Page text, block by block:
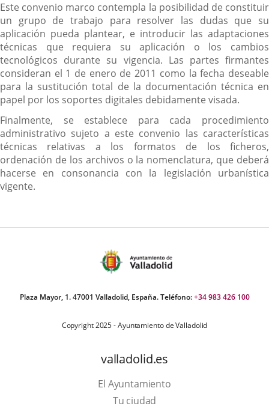
Este convenio marco contempla la posibilidad de constituir
un grupo de trabajo para resolver las dudas que su
aplicación pueda plantear, e introducir las adaptaciones
técnicas que requiera su aplicación o los cambios
tecnológicos durante su vigencia. Las partes firmantes
consideran el 1 de enero de 2011 como la fecha deseable
para la sustitución total de la documentación técnica en
papel por los soportes digitales debidamente visada.
Finalmente, se establece para cada procedimiento
administrativo sujeto a este convenio las características
técnicas relativas a los formatos de los ficheros,
ordenación de los archivos o la nomenclatura, que deberá
hacerse en consonancia con la legislación urbanística
vigente.
Plaza Mayor, 1. 47001 Valladolid, España. Teléfono:+34 983 426 100
Copyright 2025 - Ayuntamiento de Valladolid
valladolid.es
El Ayuntamiento
Tu ciudad